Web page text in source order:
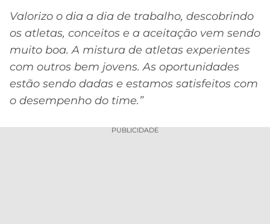
Valorizo o dia a dia de trabalho, descobrindo
os atletas, conceitos e a aceitação vem sendo
muito boa. A mistura de atletas experientes
com outros bem jovens. As oportunidades
estão sendo dadas e estamos satisfeitos com
o desempenho do time.”
PUBLICIDADE